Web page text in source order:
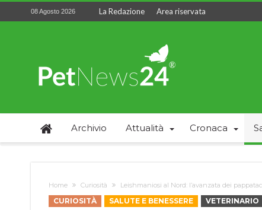
08 Agosto 2026 La Redazione Area riservata
Archivio Attualità Cronaca
Home Curiosità Leishmaniosi al Nord: l’avanzata dei
CURIOSITÀ SALUTE E BENESSERE VETERINARIO